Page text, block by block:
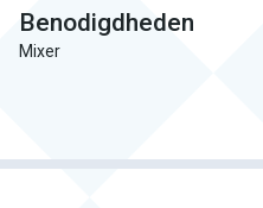
Benodigdheden
Mixer